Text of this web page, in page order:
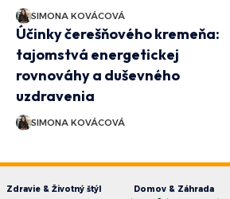
SIMONA KOVÁCOVÁ
Účinky čerešňového kremeňa:
tajomstvá energetickej
rovnováhy a duševného
uzdravenia
SIMONA KOVÁCOVÁ
Zdravie & Životný štýl Domov & Záhrada